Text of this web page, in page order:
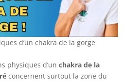
d’un chakra de la gorge
physiques d’un chakra de la
concernent surtout la zone du